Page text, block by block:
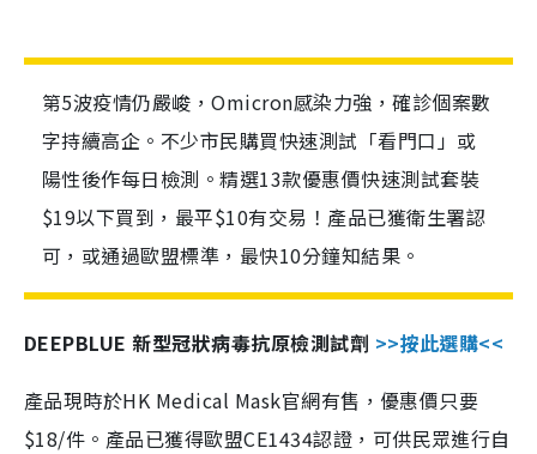
第5波疫情仍嚴峻，Omicron感染力強，確診個案數
字持續高企。不少市民購買快速測試「看門口」或
陽性後作每日檢測。精選13款優惠價快速測試套裝
$19以下買到，最平$10有交易！產品已獲衛生署認
可，或通過歐盟標準，最快10分鐘知結果。
DEEPBLUE 新型冠狀病毒抗原檢測試劑 >>按此選購<<
產品現時於HK Medical Mask官網有售，優惠價只要
$18/件。產品已獲得歐盟CE1434認證，可供民眾進行自